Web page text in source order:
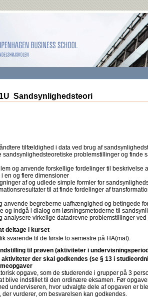
Sandsynlighedsteori
tilfældighed i data ved brug af
sandsynlighedsteoretiske problemstillinger og finde
og anvende forskellige fordelinger til beskrivelse
en og flere dimensioner
af og udlede simple formler for
til at finde fordelinger af
anvende begreberne uafhængighed og betingede
og indgå i dialog om løsningsmetoderne til
analysere virkelige datadrevne problemstillinger
deltage i kurset
svarende til de første to semestre på HA(mat).
til prøven (aktiviteter i
der skal godkendes (se § 13 i
opgave, som de studerende i grupper på 3
blive indstillet til den ordinære eksamen. Før
underviseren, hvor udvalgte dele af opgaven er
vurderer, om besvarelsen kan godkendes.